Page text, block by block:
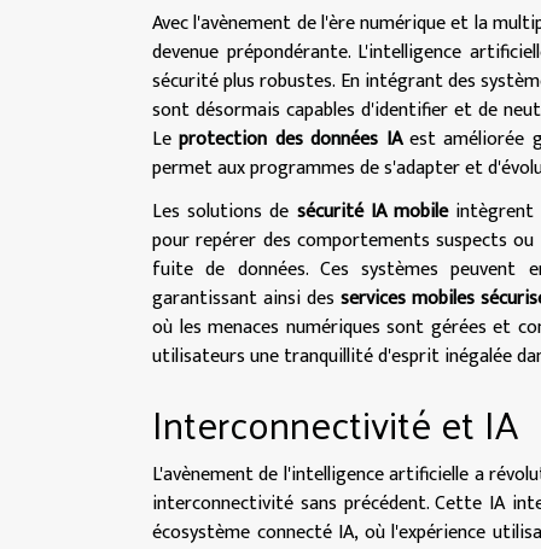
Avec l'avènement de l'ère numérique et la
devenue prépondérante. L'intelligence
sécurité plus robustes. En intégrant des
sont désormais capables d'identifier et de
Leprotection des données IAest améliorée
permet aux programmes de s'adapter et
Les solutions de sécurité IA mobileintègrent
pour repérer des comportements suspects
fuite de données. Ces systèmes peuvent
garantissant ainsi desservices mobiles
où les menaces numériques sont gérées et
utilisateurs une tranquillité d'esprit inégalée
Interconnectivité et IA
L'avènement de l'intelligence artificielle a
interconnectivité sans précédent. Cette IA
écosystème connecté IA, où l'expérience